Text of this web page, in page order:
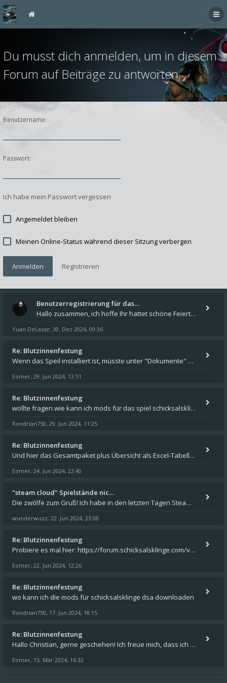
Du musst dich anmelden, um in diesem
Forum auf Beiträge zu antworten.
Benutzername:
Passwort:
Ich habe mein Passwort vergessen
Angemeldet bleiben
Meinen Online-Status während dieser Sitzung verbergen
Anmelden Registrieren
Benutzerregistrierung für das…
Hallo zusammen, ich hoffe Ihr hattet schöne Feiertage und kommt auch gut ins neue Jahr. Ich schreibe hier kurz zur Infor
Yuan DeLazar, 30. Dez 2024, 09:36
Re: Blutzinnenfestung
Wenn das Speil installiert ist, müsste unter "Dokumente" auf Deinem Rechner ein Verzeichnis "blade of destiny" sein. Dar
Eomer, 29. Jun 2024, 13:51
Re: Blutzinnenfestung
wollte fragen wie kann ich mods für das spiel schicksalsklinge in das spieleverzeichnis kopieren und in welches
Rondrian750, 29. Jun 2024, 11:25
Re: Blutzinnenfestung
Und hier das Gesamtpaket plus Übersicht als Excel-Tabelle: https://forum.schicksalsklinge.com/viewtopic.php?f=239&t=156
Eomer, 24. Jun 2024, 22:40
"steam cloud" Spielstände nic…
Die zwölfe zum Gruß! Ich habe in den letzten Tagen Steam auf meinem Desktop PC mit Windows 11 installiert und über Steam
wunderwuzz, 22. Jun 2024, 23:08
Re: Blutzinnenfestung
Probiere es mal hier: https://forum.schicksalsklinge.com/viewtopic.php?f=239&t=15661
Eomer, 22. Jun 2024, 12:26
Re: Blutzinnenfestung
wo kann ich die mods für schicksalsklinge dsa downloaden
Rondrian750, 17. Jun 2024, 18:15
Re: Blutzinnenfestung
Hallo Christian, gerne geschehen! Ich freue mich, dass ich Dir weiterhelfen konnte - und das Forum weiter "lebt". Denn
Eomer, 15. Mär 2024, 16:32